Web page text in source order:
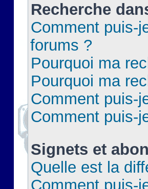
Recherche
Comment puis-
forums ?
Pourquoi ma
Pourquoi ma
Comment puis-
Comment puis-
Signets et
Quelle est la
Comment puis-